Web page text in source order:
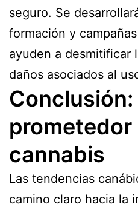
seguro. Se
formación y
ayuden a desmitificar
daños asociados al
prometedor
cannabis
Las tendencias
camino claro hacia la